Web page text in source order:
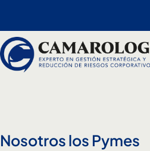
contenido
Nosotros los Pymes